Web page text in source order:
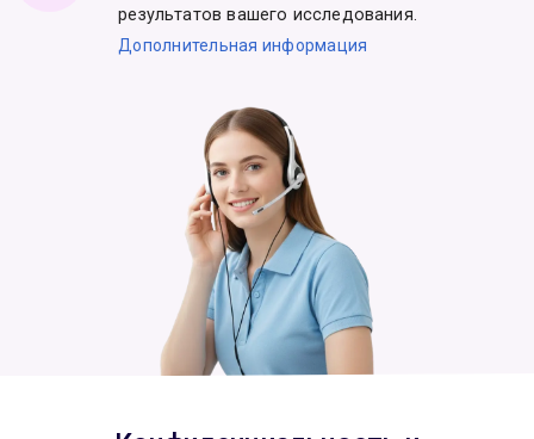
результатов вашего исследования.
Дополнительная информация